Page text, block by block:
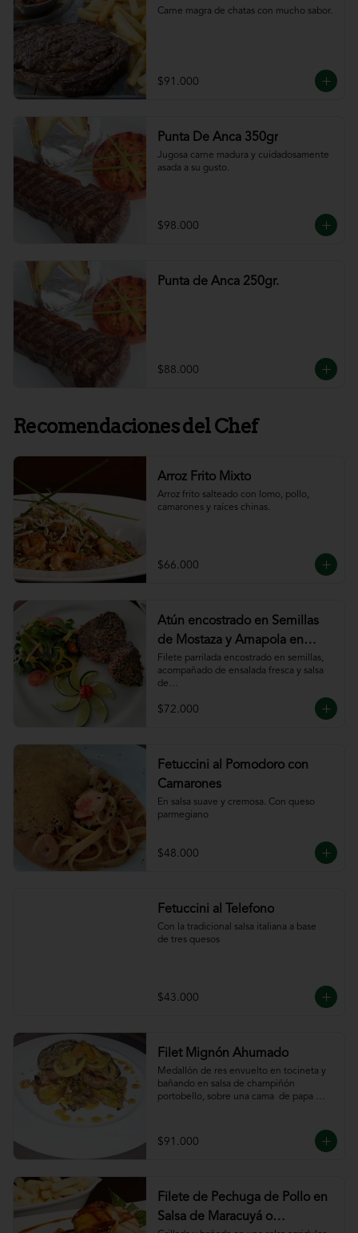
Carne magra de chatas con mucho sabor.
$91.000
Punta De Anca 350gr
Jugosa carne madura y cuidadosamente
asada a su gusto.
$98.000
Punta de Anca 250gr.
$88.000
Recomendaciones del Chef
Arroz Frito Mixto
Arroz frito salteado con lomo, pollo,
camarones y raíces chinas.
$66.000
Atún encostrado en Semillas
de Mostaza y Amapola en
salsa de ajillo
Filete parrilada encostrado en semillas,
acompañado de ensalada fresca y salsa
de
$72.000
Fetuccini al Pomodoro con
Camarones
En salsa suave y cremosa. Con queso
parmegiano
$48.000
Fetuccini al Telefono
Con la tradicional salsa italiana a base
de tres quesos
$43.000
Filet Mignón Ahumado
Medallón de res envuelto en tocineta y
bañando en salsa de champiñón
portobello, sobre una cama  de papa
$91.000
Filete de Pechuga de Pollo en
Salsa de Maracuyá o